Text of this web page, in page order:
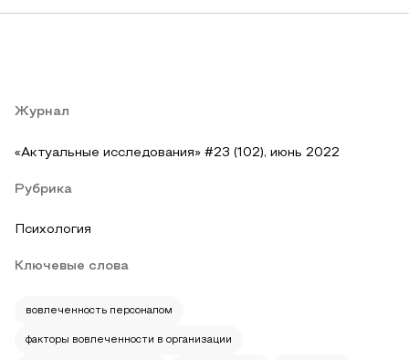
Журнал
«Актуальные исследования» #23 (102), июнь 2022
Рубрика
Психология
Ключевые слова
вовлеченность персоналом
факторы вовлеченности в организации